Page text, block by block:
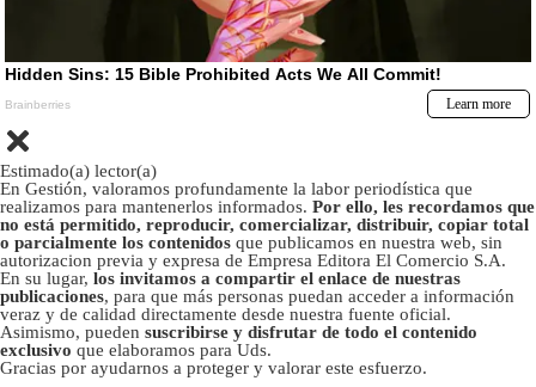
Estimado(a) lector(a)
En Gestión, valoramos profundamente la labor periodística que
realizamos para mantenerlos informados. Por ello, les recordamos que
no está permitido, reproducir, comercializar, distribuir, copiar total
o parcialmente los contenidos que publicamos en nuestra web, sin
autorizacion previa y expresa de Empresa Editora El Comercio S.A.
En su lugar, los invitamos a compartir el enlace de nuestras
publicaciones, para que más personas puedan acceder a información
veraz y de calidad directamente desde nuestra fuente oficial.
Asimismo, pueden suscribirse y disfrutar de todo el contenido
exclusivo que elaboramos para Uds.
Gracias por ayudarnos a proteger y valorar este esfuerzo.